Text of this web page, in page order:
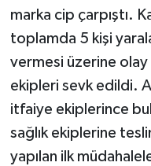
marka cip çarpıştı.
toplamda 5 kişi
vermesi üzerine
ekipleri sevk edildi.
itfaiye ekiplerince
sağlık ekiplerine
yapılan ilk